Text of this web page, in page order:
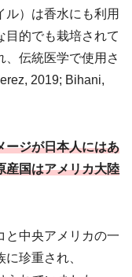
ル）は香水にも利用
目的でも栽培されて
、伝統医学で使用さ
2019; Bihani,
ージが日本人にはあ
産国はアメリカ大陸
と中央アメリカの一
珍重され、